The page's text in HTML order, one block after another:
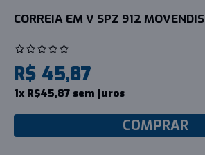
CORREIA EM V SPZ 912 MOVENDIS
R$ 45,87
1x R$45,87 sem juros
COMPRAR